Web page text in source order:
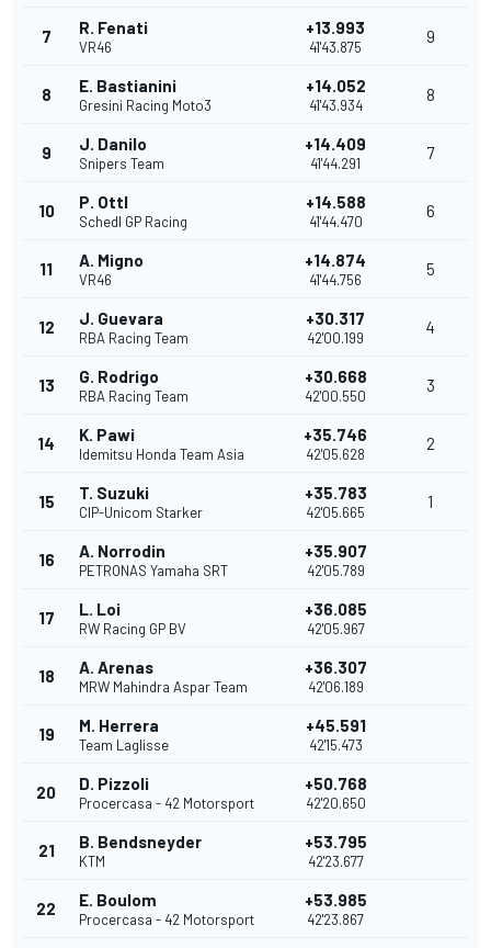
7 R. Fenati
VR46
+13.993
41'43.875
9
8 E. Bastianini
Gresini Racing Moto3
+14.052
41'43.934
8
9 J. Danilo
Snipers Team
+14.409
41'44.291
7
10 P. Ottl
Schedl GP Racing
+14.588
41'44.470
6
11 A. Migno
VR46
+14.874
41'44.756
5
12 J. Guevara
RBA Racing Team
+30.317
42'00.199
4
13 G. Rodrigo
RBA Racing Team
+30.668
42'00.550
3
14 K. Pawi
Idemitsu Honda Team Asia
+35.746
42'05.628
2
15 T. Suzuki
CIP-Unicom Starker
+35.783
42'05.665
1
16 A. Norrodin
PETRONAS Yamaha SRT
+35.907
42'05.789
17 L. Loi
RW Racing GP BV
+36.085
42'05.967
18 A. Arenas
MRW Mahindra Aspar Team
+36.307
42'06.189
19 M. Herrera
Team Laglisse
+45.591
42'15.473
20 D. Pizzoli
Procercasa - 42 Motorsport
+50.768
42'20.650
21 B. Bendsneyder
KTM
+53.795
42'23.677
22 E. Boulom
Procercasa - 42 Motorsport
+53.985
42'23.867